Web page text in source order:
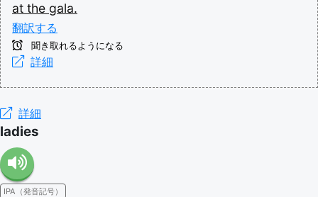
at the gala.
翻訳する
聞き取れるようになる
詳細
詳細
ladies
IPA（発音記号）